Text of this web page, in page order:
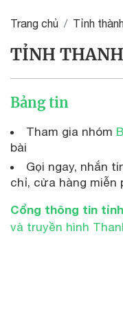
Trang chủ Tỉnh
TỈNH
Bảng tin
Tham gia nhóm
bài
Gọi ngay, nhắn
chỉ, cửa hàng miễn
Cổng thông tin
và truyền hình